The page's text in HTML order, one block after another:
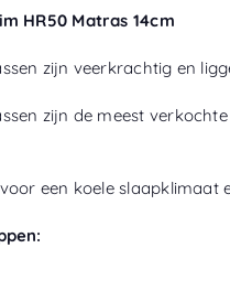
HR50 Matras 14cm
zijn veerkrachtig en
zijn de meest
een koele slaapklimaat